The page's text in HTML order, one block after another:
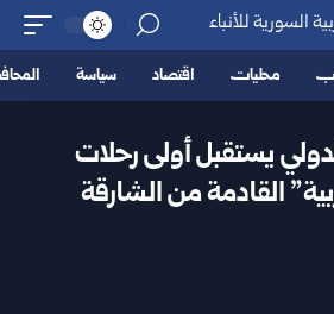
محليات اقتصاد سياسة
يستقبل أولى رحلات
القادمة من ‌‏الشارقة